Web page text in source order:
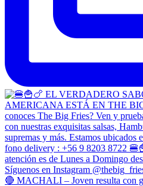
🔴 MACHALI – Joven resulta con